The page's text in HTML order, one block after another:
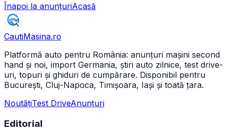
Înapoi la anunțuriAcasă
CautiMasina.ro
Platformă auto pentru România: anunțuri mașini second
hand și noi, import Germania, știri auto zilnice, test drive-
uri, topuri și ghiduri de cumpărare. Disponibil pentru
București, Cluj-Napoca, Timișoara, Iași și toată țara.
NoutățiTest DriveAnunțuri
Editorial